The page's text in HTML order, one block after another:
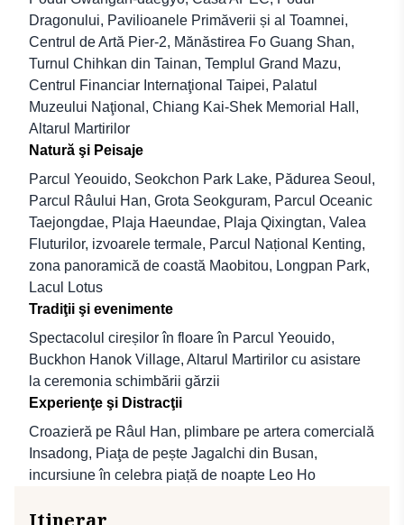
Dragonului, Pavilioanele Primăverii și al Toamnei,
Centrul de Artă Pier-2, Mănăstirea Fo Guang Shan,
Turnul Chihkan din Tainan, Templul Grand Mazu,
Centrul Financiar Internaţional Taipei, Palatul
Muzeului Naţional, Chiang Kai-Shek Memorial Hall,
Altarul Martirilor
Natură şi Peisaje
Parcul Yeouido, Seokchon Park Lake, Pădurea Seoul,
Parcul Râului Han, Grota Seokguram, Parcul Oceanic
Taejongdae, Plaja Haeundae, Plaja Qixingtan, Valea
Fluturilor, izvoarele termale, Parcul Național Kenting,
zona panoramică de coastă Maobitou, Longpan Park,
Lacul Lotus
Tradiţii şi evenimente
Spectacolul cireșilor în floare în Parcul Yeouido,
Buckhon Hanok Village, Altarul Martirilor cu asistare
la ceremonia schimbării gărzii
Experienţe şi Distracţii
Croazieră pe Râul Han, plimbare pe artera comercială
Insadong, Piaţa de pește Jagalchi din Busan,
incursiune în celebra piață de noapte Leo Ho